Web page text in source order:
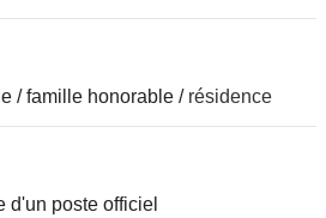
/ famille honorable / résidence
d'un poste officiel